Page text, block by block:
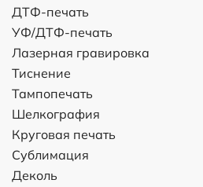
ДТФ-печать
УФ/ДТФ-печать
Лазерная гравировка
Тиснение
Тампопечать
Шелкография
Круговая печать
Сублимация
Деколь